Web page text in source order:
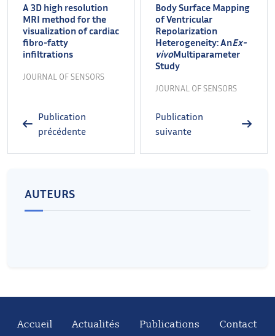
A 3D high resolution
MRI method for the
visualization of cardiac
fibro-fatty
infiltrations
JOURNAL OF SENSORS
Publication
précédente
Body Surface Mapping
of Ventricular
Repolarization
Heterogeneity: AnEx-
vivoMultiparameter
Study
JOURNAL OF SENSORS
Publication
suivante
AUTEURS
Accueil Actualités Publications Contact